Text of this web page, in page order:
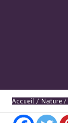
Accueil Nature